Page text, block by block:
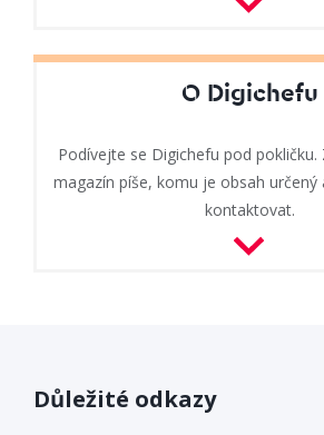
O Digichefu
Podívejte se Digichefu pod
magazín píše, komu je obsah
kontaktovat.
Důležité odkazy